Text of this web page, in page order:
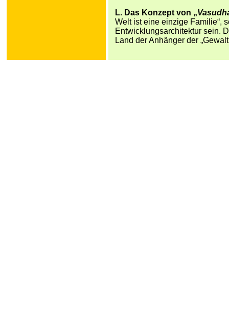
L. Das Konzept von „
Welt ist eine einzige Familie“,
Entwicklungsarchitektur sein.
Land der Anhänger der